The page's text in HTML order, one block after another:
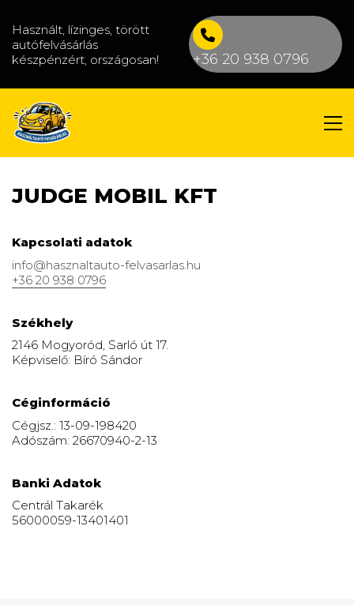
Használt, lízinges, törött
autófelvásárlás
készpénzért, országosan!
+36 20 938 0796
JUDGE MOBIL KFT
Kapcsolati adatok
info@hasznaltauto-felvasarlas.hu
+36 20 938 0796
Székhely
2146 Mogyoród, Sarló út 17.
Képviselő: Bíró Sándor
Céginformáció
Cégjsz.: 13-09-198420
Adószám: 26670940-2-13
Banki Adatok
Centrál Takarék
56000059-13401401